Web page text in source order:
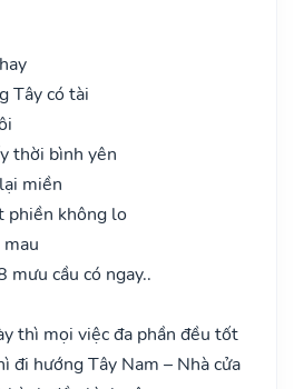
Tây có tài
thời bình yên
miền
phiền không lo
mưu cầu có ngay..
thì mọi việc đa phần đều tốt
đi hướng Tây Nam – Nhà cửa